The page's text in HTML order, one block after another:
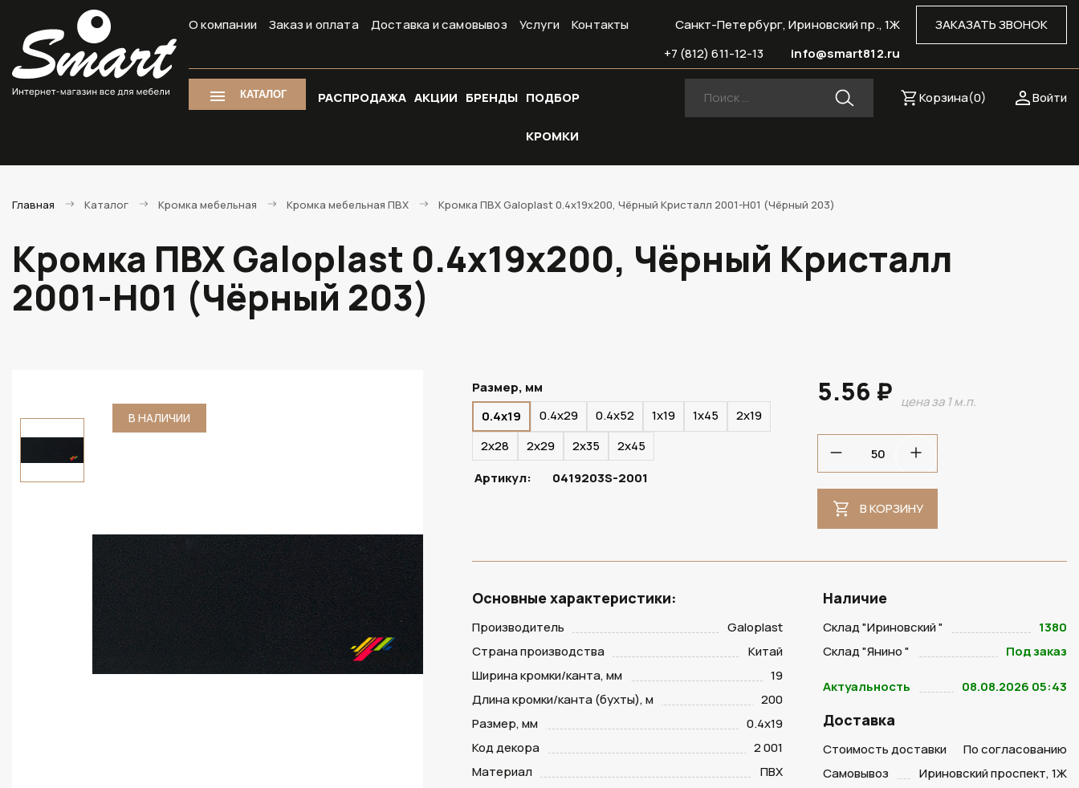
О компании Заказ и оплата Доставка и самовывоз Услуги Контакты ЗАКАЗАТЬ ЗВОНОК
Санкт-Петербург, Ириновский пр., 1Ж
info@smart812.ru
+7 (812) 611-12-13
КАТАЛОГ РАСПРОДАЖА АКЦИИ БРЕНДЫ ПОДБОР
КРОМКИ
Войти
Корзина(0)
Главная Каталог Кромка мебельная Кромка мебельная ПВХ Кромка ПВХ Galoplast 0.4х19х200, Чёрный Кристалл 2001-H01 (Чёрный 203)
Кромка ПВХ Galoplast 0.4х19х200, Чёрный Кристалл
2001-H01 (Чёрный 203)
В НАЛИЧИИ
Размер, мм
0.4х19
0.4х29 0.4х52 1х19 1х45
2х19
2х28
2х29 2х35
2х45
Артикул:
0419203S-2001
5.56 ₽ цена за 1 м.п.
В КОРЗИНУ
Основные характеристики:
Производитель
Galoplast
Страна производства
Китай
Ширина кромки/канта, мм
19
Длина кромки/канта (бухты), м
200
Размер, мм
0.4х19
Код декора
2 001
Материал
ПВХ
Наличие
Склад "Ириновский "
1380
Склад "Янино "
Под заказ
Актуальность 08.08.2026 05:43
Доставка
Стоимость доставки
По согласованию
Самовывоз
Ириновский проспект, 1Ж